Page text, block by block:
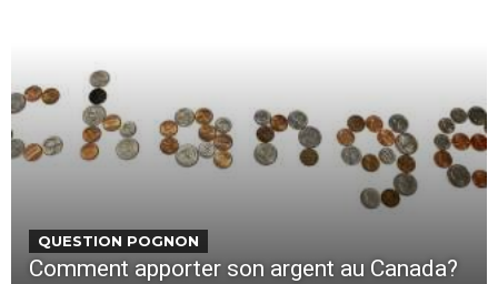
QUESTION POGNON
Comment apporter son argent au Canada?